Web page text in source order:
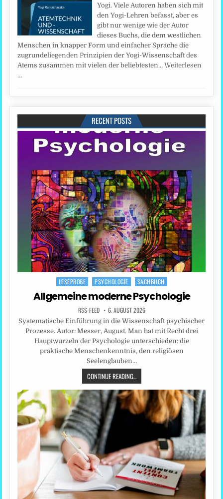
Yogi. Viele Autoren haben sich mit
den Yogi-Lehren befasst, aber es
gibt nur wenige wie der Autor
dieses Buchs, die dem westlichen
Menschen in knapper Form und einfacher Sprache die
zugrundeliegenden Prinzipien der Yogi-Wissenschaft des
Atems zusammen mit vielen der beliebtesten…Weiterlesen
…
RECENT POSTS
Posted
LESEPROBE PSYCHOLOGIE SACHBUCH
Allgemeine moderne Psychologie
RSS-FEED 6. AUGUST 2026
Systematische Einführung in die Wissenschaft psychischer
Prozesse. Autor: Messer, August. Man hat mit Recht drei
Hauptwurzeln der Psychologie unterschieden: die
praktische Menschenkenntnis, den religiösen
Seelenglauben…
CONTINUE READING...